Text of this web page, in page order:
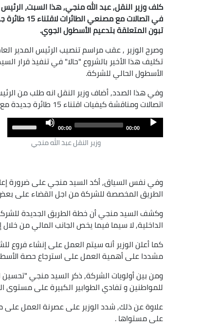
كلف وزير النقل, عبد الله منجي, هذا السبت،
في
تبون المتعلقة بتدعيم الأسطول الجوي.
وصرح الوزير , عقب مراسم تنصيب الرئيس المدير
الأسطول الحالي للشركة.
وفي هذا الصدد, أضاف وزير النقل انه طلب من
اتصالات ومناقشة كيفيات اقتناء 15 طائرة جديدة مع المصنعين المعروفين على الساحة الدولية".
Audio
Player
00:00
00:00
or
وزير النقل عبد الله منجي
وفي نفس السياق, أكد السيد منجي على ضرورة
الطريق المخصصة للشركة من اجل القضاء على بعض
وكشف السيد منجي أن خطة الطريق الجديدة
الداخلية, لا سيما فيما يخص الجانب المالي من
كما أعلن الوزير أنه سيتم العمل على إنشاء
مشددا على أهمية العمل على استرجاع حصة
ومن بين أولويات الشركة, ذكر السيد منجي "تحسين
للمواطنين و تفادي الطوابير الكبيرة على مستوى
علاوة عن ذلك, شدد الوزير على عصرنة العمل على
على مستواها .